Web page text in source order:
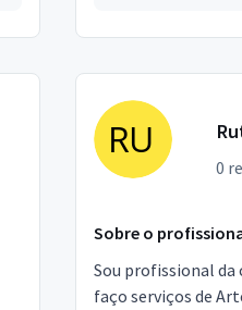
0
Sobre o
Sou profissional da
faço serviços de